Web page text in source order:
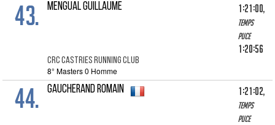
43. MENGUAL GUILLAUME
CRC CASTRIES RUNNING CLUB
1:21:00,
Temps
puce
1:20:56
8° Masters 0 Homme
44. GAUCHERAND ROMAIN 1:21:02,
Temps
puce